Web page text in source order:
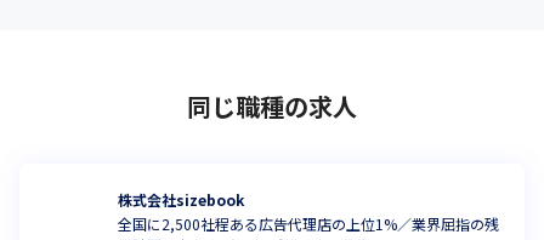
同じ職種の求人
株式会社sizebook
全国に2,500社程ある広告代理店の上位1%／業界屈指の残